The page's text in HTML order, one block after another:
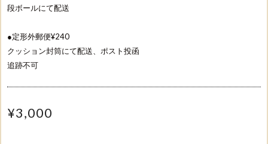
段ボールにて配送
●定形外郵便¥240
クッション封筒にて配送、ポスト投函
追跡不可
¥3,000